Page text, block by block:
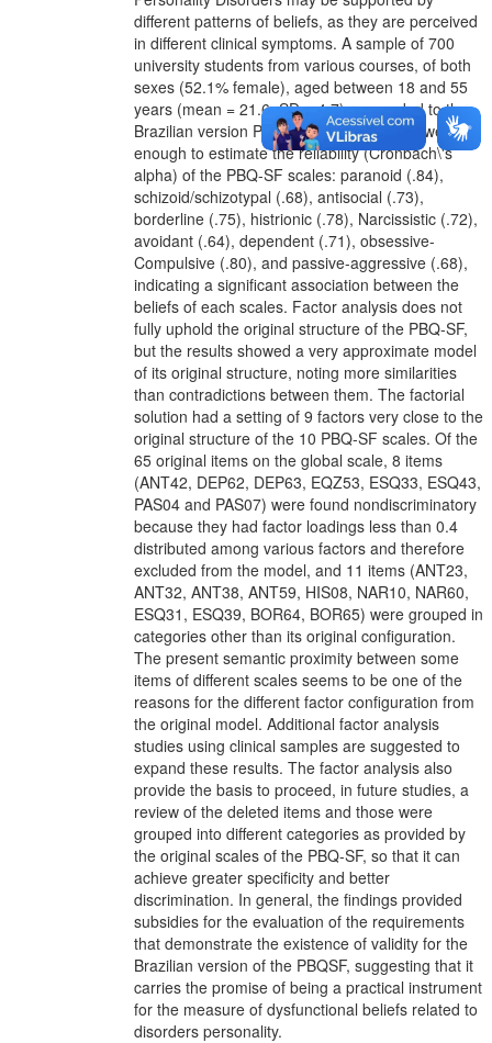
different patterns of beliefs, as they are perceived
in different clinical symptoms. A sample of 700
university students from various courses, of both
sexes (52.1% female), aged between 18 and 55
years (mean = 21.6, SD = 4.7) responded to the
Brazilian version PBQ-SF. The results showed
enough to estimate the reliability (Cronbach\'s
alpha) of the PBQ-SF scales: paranoid (.84),
schizoid/schizotypal (.68), antisocial (.73),
borderline (.75), histrionic (.78), Narcissistic (.72),
avoidant (.64), dependent (.71), obsessive-
Compulsive (.80), and passive-aggressive (.68),
indicating a significant association between the
beliefs of each scales. Factor analysis does not
fully uphold the original structure of the PBQ-SF,
but the results showed a very approximate model
of its original structure, noting more similarities
than contradictions between them. The factorial
solution had a setting of 9 factors very close to the
original structure of the 10 PBQ-SF scales. Of the
65 original items on the global scale, 8 items
(ANT42, DEP62, DEP63, EQZ53, ESQ33, ESQ43,
PAS04 and PAS07) were found nondiscriminatory
because they had factor loadings less than 0.4
distributed among various factors and therefore
excluded from the model, and 11 items (ANT23,
ANT32, ANT38, ANT59, HIS08, NAR10, NAR60,
ESQ31, ESQ39, BOR64, BOR65) were grouped in
categories other than its original configuration.
The present semantic proximity between some
items of different scales seems to be one of the
reasons for the different factor configuration from
the original model. Additional factor analysis
studies using clinical samples are suggested to
expand these results. The factor analysis also
provide the basis to proceed, in future studies, a
review of the deleted items and those were
grouped into different categories as provided by
the original scales of the PBQ-SF, so that it can
achieve greater specificity and better
discrimination. In general, the findings provided
subsidies for the evaluation of the requirements
that demonstrate the existence of validity for the
Brazilian version of the PBQSF, suggesting that it
carries the promise of being a practical instrument
for the measure of dysfunctional beliefs related to
disorders personality.